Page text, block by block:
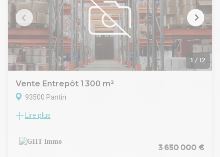
d'informations sur www.ghtimmo.fr (réf. 940049854)
1 / 12
Vente Entrepôt 1 300 m²
93500 Pantin
LE CABINET GHTIMMO VOUS PROPOSE :
comprenant 1 200 m² d'entrepôt en rez-de-chaussée et 100
m² de stockage en R+1.
Lire plus
3 650 000 €